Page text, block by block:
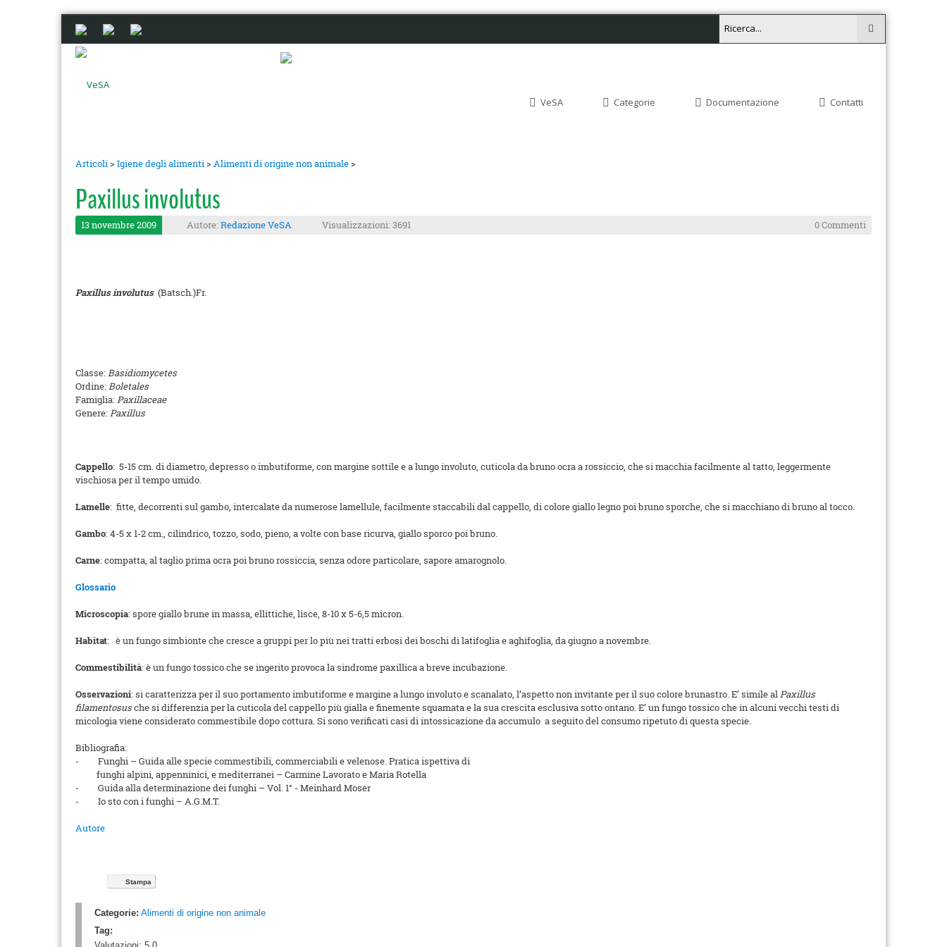
VeSA Categorie Documentazione Contatti
Articoli>Igiene degli alimenti>Alimenti di origine non animale>
Paxillus involutus
13 novembre 2009 Autore: Redazione VeSA Visualizzazioni: 3691 0 Commenti
Paxillus involutus (Batsch.)Fr.
Classe:Basidiomycetes
Ordine:Boletales
Famiglia:Paxillaceae
Genere:Paxillus
Cappello: 5-15 cm. di diametro, depresso o imbutiforme, con margine sottile e a lungo involuto, cuticola da bruno ocra a rossiccio, che si macchia facilmente al tatto, leggermente
vischiosa per il tempo umido.
Lamelle: fitte, decorrenti sul gambo, intercalate da numerose lamellule, facilmente staccabili dal cappello, di colore giallo legno poi bruno sporche, che si macchiano di bruno al tocco.
Gambo: 4-5 x 1-2 cm., cilindrico, tozzo, sodo, pieno, a volte con base ricurva, giallo sporco poi bruno.
Carne: compatta, al taglio prima ocra poi bruno rossiccia, senza odore particolare, sapore amarognolo.
Glossario
Microscopia: spore giallo brune in massa, ellittiche, lisce, 8-10 x 5-6,5 micron.
Habitat: è un fungo simbionte che cresce a gruppi per lo più nei tratti erbosi dei boschi di latifoglia e aghifoglia, da giugno a novembre.
Commestibilità: è un fungo tossico che se ingerito provoca la sindrome paxillica a breve incubazione.
Osservazioni: si caratterizza per il suo portamento imbutiforme e margine a lungo involuto e scanalato, l’aspetto non invitante per il suo colore brunastro. E’ simile alPaxillus
filamentosusche si differenzia per la cuticola del cappello più gialla e finemente squamata e la sua crescita esclusiva sotto ontano. E’ un fungo tossico che in alcuni vecchi testi di
micologia viene considerato commestibile dopo cottura. Si sono verificati casi di intossicazione da accumulo a seguito del consumo ripetuto di questa specie.
Bibliografia:
-
Funghi – Guida alle specie commestibili, commerciabili e velenose. Pratica ispettiva di
funghi alpini, appenninici, e mediterranei – Carmine Lavorato e Maria Rotella
-
Guida alla determinazione dei funghi – Vol. 1° - Meinhard Moser
-
Io sto con i funghi – A.G.M.T.
Autore
Stampa
Categorie: Alimenti di origine non animale
Tag: